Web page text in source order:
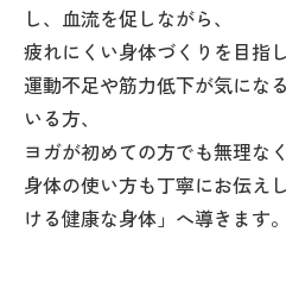
し、血流を促しながら、
疲れにくい身体づくりを目指し
運動不足や筋力低下が気にな
いる方、
ヨガが初めての方でも無理な
身体の使い方も丁寧にお伝え
ける健康な身体」へ導きます。